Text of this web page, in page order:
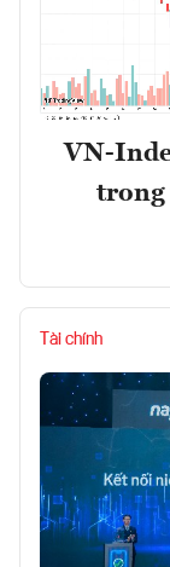
VN-
trong
Tài chính